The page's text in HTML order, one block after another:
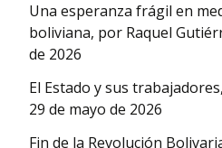
Una esperanza frágil en
boliviana, por Raquel
de 2026
El Estado y sus
29 de mayo de 2026
Fin de la Revolución